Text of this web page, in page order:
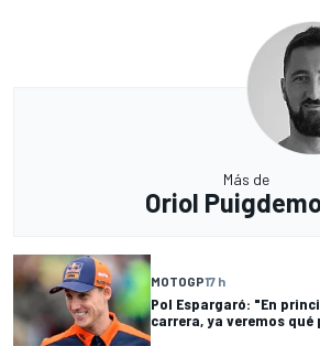
Más de
Oriol
MOTOGP17 h
Pol Espargaró: "En
carrera, ya veremos